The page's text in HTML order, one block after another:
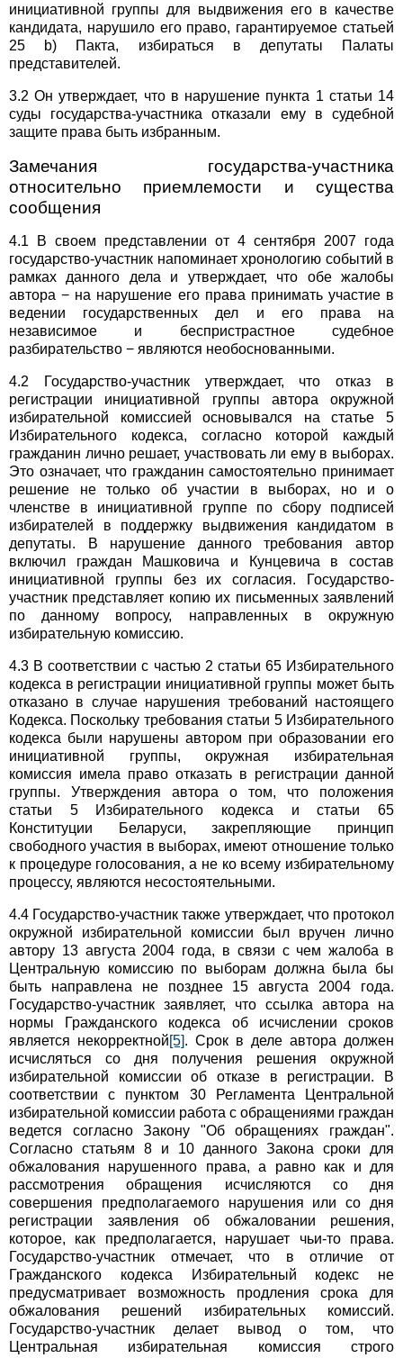
инициативной группы для выдвижения его в качестве
кандидата, нарушило его право, гарантируемое статьей
25 b) Пакта, избираться в депутаты Палаты
представителей.
3.2 Он утверждает, что в нарушение пункта 1 статьи 14
суды государства-участника отказали ему в судебной
защите права быть избранным.
Замечания государства-участника
относительно приемлемости и существа
сообщения
4.1 В своем представлении от 4 сентября 2007 года
государство-участник напоминает хронологию событий в
рамках данного дела и утверждает, что обе жалобы
автора − на нарушение его права принимать участие в
ведении государственных дел и его права на
независимое и беспристрастное судебное
разбирательство − являются необоснованными.
4.2 Государство-участник утверждает, что отказ в
регистрации инициативной группы автора окружной
избирательной комиссией основывался на статье 5
Избирательного кодекса, согласно которой каждый
гражданин лично решает, участвовать ли ему в выборах.
Это означает, что гражданин самостоятельно принимает
решение не только об участии в выборах, но и о
членстве в инициативной группе по сбору подписей
избирателей в поддержку выдвижения кандидатом в
депутаты. В нарушение данного требования автор
включил граждан Машковича и Кунцевича в состав
инициативной группы без их согласия. Государство-
участник представляет копию их письменных заявлений
по данному вопросу, направленных в окружную
избирательную комиссию.
4.3 В соответствии с частью 2 статьи 65 Избирательного
кодекса в регистрации инициативной группы может быть
отказано в случае нарушения требований настоящего
Кодекса. Поскольку требования статьи 5 Избирательного
кодекса были нарушены автором при образовании его
инициативной группы, окружная избирательная
комиссия имела право отказать в регистрации данной
группы. Утверждения автора о том, что положения
статьи 5 Избирательного кодекса и статьи 65
Конституции Беларуси, закрепляющие принцип
свободного участия в выборах, имеют отношение только
к процедуре голосования, а не ко всему избирательному
процессу, являются несостоятельными.
4.4 Государство-участник также утверждает, что протокол
окружной избирательной комиссии был вручен лично
автору 13 августа 2004 года, в связи с чем жалоба в
Центральную комиссию по выборам должна была бы
быть направлена не позднее 15 августа 2004 года.
Государство-участник заявляет, что ссылка автора на
нормы Гражданского кодекса об исчислении сроков
является некорректной[5]. Срок в деле автора должен
исчисляться со дня получения решения окружной
избирательной комиссии об отказе в регистрации. В
соответствии с пунктом 30 Регламента Центральной
избирательной комиссии работа с обращениями граждан
ведется согласно Закону "Об обращениях граждан".
Согласно статьям 8 и 10 данного Закона сроки для
обжалования нарушенного права, а равно как и для
рассмотрения обращения исчисляются со дня
совершения предполагаемого нарушения или со дня
регистрации заявления об обжаловании решения,
которое, как предполагается, нарушает чьи-то права.
Государство-участник отмечает, что в отличие от
Гражданского кодекса Избирательный кодекс не
предусматривает возможность продления срока для
обжалования решений избирательных комиссий.
Государство-участник делает вывод о том, что
Центральная избирательная комиссия строго